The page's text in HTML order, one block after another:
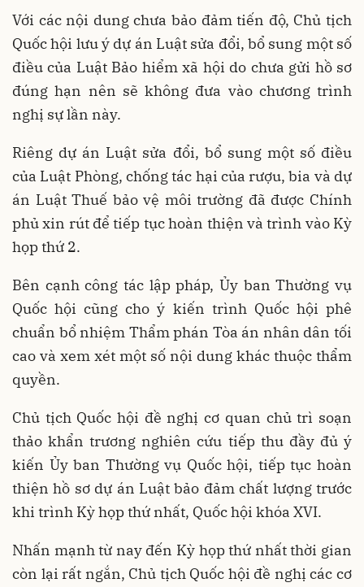
Với các nội dung chưa bảo đảm tiến độ, Chủ tịch
Quốc hội lưu ý dự án Luật sửa đổi, bổ sung một số
điều của Luật Bảo hiểm xã hội do chưa gửi hồ sơ
đúng hạn nên sẽ không đưa vào chương trình
nghị sự lần này.
Riêng dự án Luật sửa đổi, bổ sung một số điều
của Luật Phòng, chống tác hại của rượu, bia và dự
án Luật Thuế bảo vệ môi trường đã được Chính
phủ xin rút để tiếp tục hoàn thiện và trình vào Kỳ
họp thứ 2.
Bên cạnh công tác lập pháp, Ủy ban Thường vụ
Quốc hội cũng cho ý kiến trình Quốc hội phê
chuẩn bổ nhiệm Thẩm phán Tòa án nhân dân tối
cao và xem xét một số nội dung khác thuộc thẩm
quyền.
Chủ tịch Quốc hội đề nghị cơ quan chủ trì soạn
thảo khẩn trương nghiên cứu tiếp thu đầy đủ ý
kiến Ủy ban Thường vụ Quốc hội, tiếp tục hoàn
thiện hồ sơ dự án Luật bảo đảm chất lượng trước
khi trình Kỳ họp thứ nhất, Quốc hội khóa XVI.
Nhấn mạnh từ nay đến Kỳ họp thứ nhất thời gian
còn lại rất ngắn, Chủ tịch Quốc hội đề nghị các cơ